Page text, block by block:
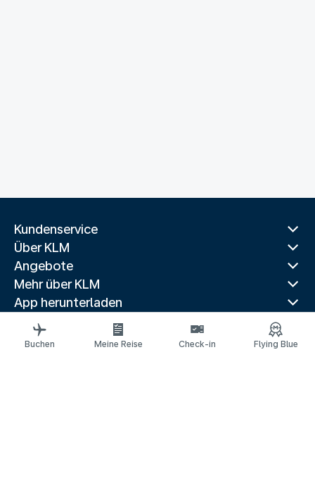
Kundenservice
Über KLM
Angebote
Mehr über KLM
App herunterladen
Verwandte Websites
Reiseführer
Buchen Meine Reise Check-in Flying Blue